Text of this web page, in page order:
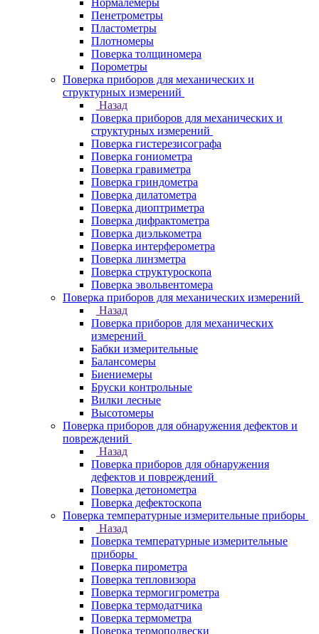
Нормалемеры
Пенетрометры
Пластометры
Плотномеры
Поверка толщиномера
Порометры
Поверка приборов для механических и
структурных измерений
Назад
Поверка приборов для механических и
структурных измерений
Поверка гистерезисографа
Поверка гониометра
Поверка гравиметра
Поверка гриндометра
Поверка дилатометра
Поверка диоптриметра
Поверка дифрактометра
Поверка диэлькометра
Поверка интерферометра
Поверка линзметра
Поверка структуроскопа
Поверка эвольвентомера
Поверка приборов для механических измерений
Назад
Поверка приборов для механических
измерений
Бабки измерительные
Балансомеры
Биениемеры
Бруски контрольные
Вилки лесные
Высотомеры
Поверка приборов для обнаружения дефектов и
повреждений
Назад
Поверка приборов для обнаружения
дефектов и повреждений
Поверка детонометра
Поверка дефектоскопа
Поверка температурные измерительные приборы
Назад
Поверка температурные измерительные
приборы
Поверка пирометра
Поверка тепловизора
Поверка термогигрометра
Поверка термодатчика
Поверка термометра
Поверка термоподвески